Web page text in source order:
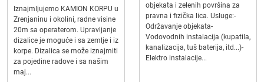
Iznajmljujemo KAMION KORPU u
Zrenjaninu i okolini, radne visine
20m sa operaterom. Upravljanje
dizalice je moguće i sa zemlje i iz
korpe. Dizalica se može iznajmiti
za pojedine radove i sa našim
maj...
objekata i zelenih površina za
pravna i fizička lica. Usluge:-
Održavanje objekata-
Vodovodnih instalacija (kupatila,
kanalizacija, tuš baterija, itd...)-
Elektro instalacije...